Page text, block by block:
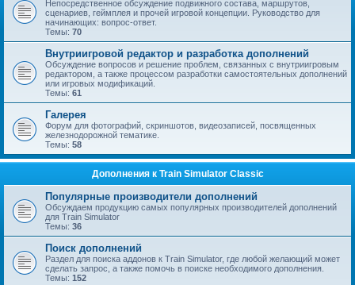
Непосредственное обсуждение подвижного состава, маршрутов,
сценариев, геймплея и прочей игровой концепции. Руководство для
начинающих: вопрос-ответ.
Темы: 70
Внутриигровой редактор и разработка дополнений
Обсуждение вопросов и решение проблем, связанных с внутриигровым
редактором, а также процессом разработки самостоятельных дополнений
или игровых модификаций.
Темы: 61
Галерея
Форум для фотографий, скриншотов, видеозаписей, посвященных
железнодорожной тематике.
Темы: 58
Дополнения к Train Simulator Classic
Популярные производители дополнений
Обсуждаем продукцию самых популярных производителей дополнений
для Train Simulator
Темы: 36
Поиск дополнений
Раздел для поиска аддонов к Train Simulator, где любой желающий может
сделать запрос, а также помочь в поиске необходимого дополнения.
Темы: 152